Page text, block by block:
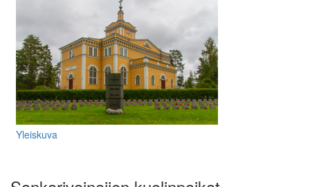
Yleiskuva